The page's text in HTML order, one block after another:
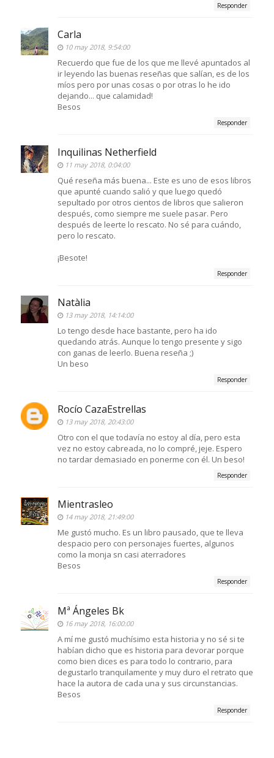
Responder
Carla
10 may 2018, 9:54:00
Recuerdo que fue de los que me llevé apuntados al
ir leyendo las buenas reseñas que salían, es de los
míos pero por unas cosas o por otras lo he ido
dejando... que calamidad!
Besos
Responder
Inquilinas Netherfield
11 may 2018, 0:04:00
Qué reseña más buena... Este es uno de esos libros
que apunté cuando salió y que luego quedó
sepultado por otros cientos de libros que salieron
después, como siempre me suele pasar. Pero
después de leerte lo rescato. No sé para cuándo,
pero lo rescato.
¡Besote!
Responder
Natàlia
13 may 2018, 14:14:00
Lo tengo desde hace bastante, pero ha ido
quedando atrás. Aunque lo tengo presente y sigo
con ganas de leerlo. Buena reseña ;)
Un beso
Responder
Rocío CazaEstrellas
13 may 2018, 20:43:00
Otro con el que todavía no estoy al día, pero esta
vez no estoy cabreada, no lo compré, jeje. Espero
no tardar demasiado en ponerme con él. Un beso!
Responder
Mientrasleo
14 may 2018, 21:49:00
Me gustó mucho. Es un libro pausado, que te lleva
despacio pero con personajes fuertes, algunos
como la monja sn casi aterradores
Besos
Responder
Mª Ángeles Bk
16 may 2018, 16:00:00
A mí me gustó muchísimo esta historia y no sé si te
habían dicho que es historia para devorar porque
como bien dices es para todo lo contrario, para
degustarlo tranquilamente y muy duro el retrato que
hace la autora de cada una y sus circunstancias.
Besos
Responder